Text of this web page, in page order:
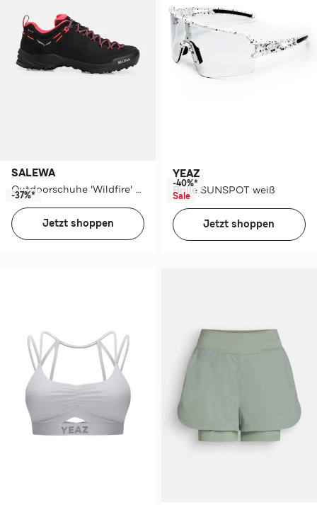
SALEWA
Outdoorschuhe 'Wildfire' schwarz
-37%*
Jetzt shoppen
YEAZ
Brille SUNSPOT weiß
-40%*
Sale
Jetzt shoppen